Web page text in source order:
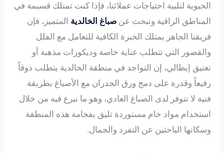
الحيوية لتلبية احتياجات عملائنا، فإذا كنت تمتلك قسيمة في
المناطق الراقية وتبحث عنصباغ الخالدية المتميز، فإن
فريقنا الجاهز يمتلك الخبرة الكافية للتعامل مع الفلل
والقصور التي تتطلب عناية خاصة وديكورات مذهبة أو
تعتيق إيطالي، إن التواجد في منطقة الخالدية يتطلب ذوقاً
رفيعاً وقدرة على دمج ورق الجدران مع الأصباغ بطريقة
فنية لا تتوفر لدى الصباغ العادي، وهو ما نبرع فيه من خلال
استخدام مواد خام مستوردة تليق بفخامة هذه المنطقة
وسكانها الباحثين عن التفرد والجمال.